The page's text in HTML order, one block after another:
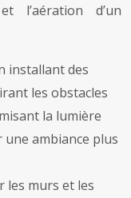
l’aération d’un
installant des
les obstacles
la lumière
ambiance plus
les murs et les